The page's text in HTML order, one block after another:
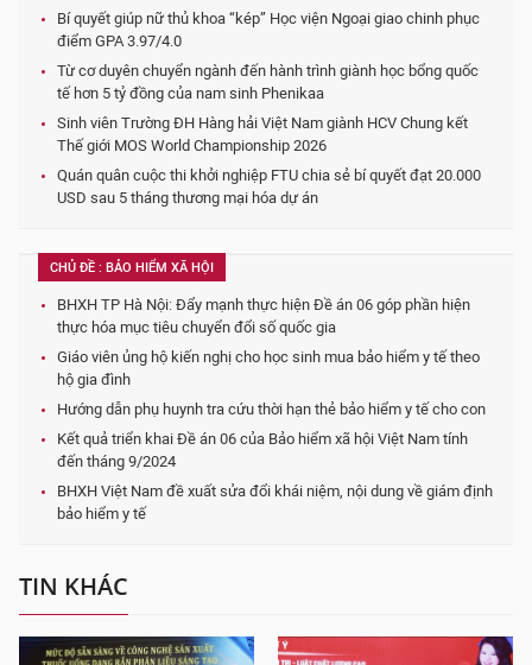
Bí quyết giúp nữ thủ khoa “kép” Học viện Ngoại giao chinh phục
điểm GPA 3.97/4.0
Từ cơ duyên chuyển ngành đến hành trình giành học bổng quốc
tế hơn 5 tỷ đồng của nam sinh Phenikaa
Sinh viên Trường ĐH Hàng hải Việt Nam giành HCV Chung kết
Thế giới MOS World Championship 2026
Quán quân cuộc thi khởi nghiệp FTU chia sẻ bí quyết đạt 20.000
USD sau 5 tháng thương mại hóa dự án
CHỦ ĐỀ : BẢO HIỂM XÃ HỘI
BHXH TP Hà Nội: Đẩy mạnh thực hiện Đề án 06 góp phần hiện
thực hóa mục tiêu chuyển đổi số quốc gia
Giáo viên ủng hộ kiến nghị cho học sinh mua bảo hiểm y tế theo
hộ gia đình
Hướng dẫn phụ huynh tra cứu thời hạn thẻ bảo hiểm y tế cho con
Kết quả triển khai Đề án 06 của Bảo hiểm xã hội Việt Nam tính
đến tháng 9/2024
BHXH Việt Nam đề xuất sửa đổi khái niệm, nội dung về giám định
bảo hiểm y tế
TIN KHÁC